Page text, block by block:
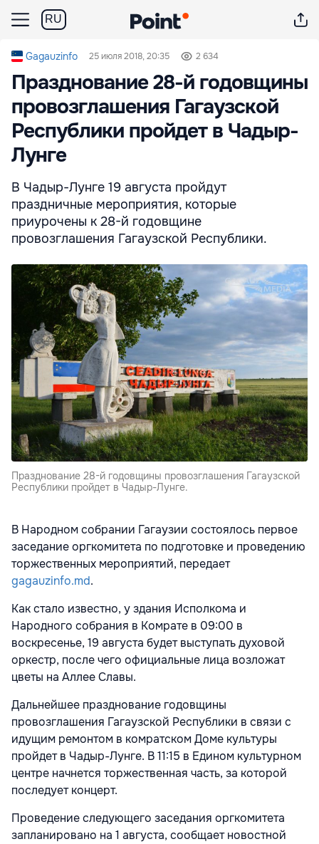
RU
Gagauzinfo 25 июля 2018, 20:35 2 634
Празднование 28-й годовщины
провозглашения Гагаузской
Республики пройдет в Чадыр-
Лунге
В Чадыр-Лунге 19 августа пройдут
праздничные мероприятия, которые
приурочены к 28-й годовщине
провозглашения Гагаузской Республики.
Празднование 28-й годовщины провозглашения Гагаузской
Республики пройдет в Чадыр-Лунге.
В Народном собрании Гагаузии состоялось первое
заседание оргкомитета по подготовке и проведению
торжественных мероприятий, передает
gagauzinfo.md.
Как стало известно, у здания Исполкома и
Народного собрания в Комрате в 09:00 в
воскресенье, 19 августа будет выступать духовой
оркестр, после чего официальные лица возложат
цветы на Аллее Славы.
Дальнейшее празднование годовщины
провозглашения Гагаузской Республики в связи с
идущим ремонтом в комратском Доме культуры
пройдет в Чадыр-Лунге. В 11:15 в Едином культурном
центре начнется торжественная часть, за которой
последует концерт.
Проведение следующего заседания оргкомитета
запланировано на 1 августа, сообщает новостной